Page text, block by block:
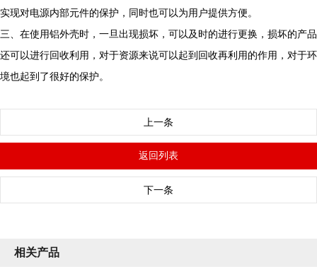
实现对电源内部元件的保护，同时也可以为用户提供方便。
三、在使用铝外壳时，一旦出现损坏，可以及时的进行更换，损坏的产品
还可以进行回收利用，对于资源来说可以起到回收再利用的作用，对于环
境也起到了很好的保护。
上一条
返回列表
下一条
相关产品